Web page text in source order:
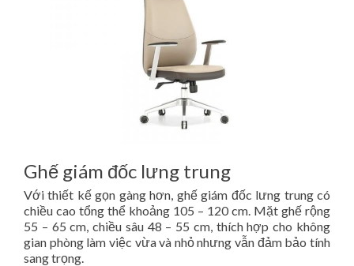
Ghế giám đốc lưng trung
Với thiết kế gọn gàng hơn, ghế giám đốc lưng trung có
chiều cao tổng thể khoảng 105 – 120 cm. Mặt ghế rộng
55 – 65 cm, chiều sâu 48 – 55 cm, thích hợp cho không
gian phòng làm việc vừa và nhỏ nhưng vẫn đảm bảo tính
sang trọng.